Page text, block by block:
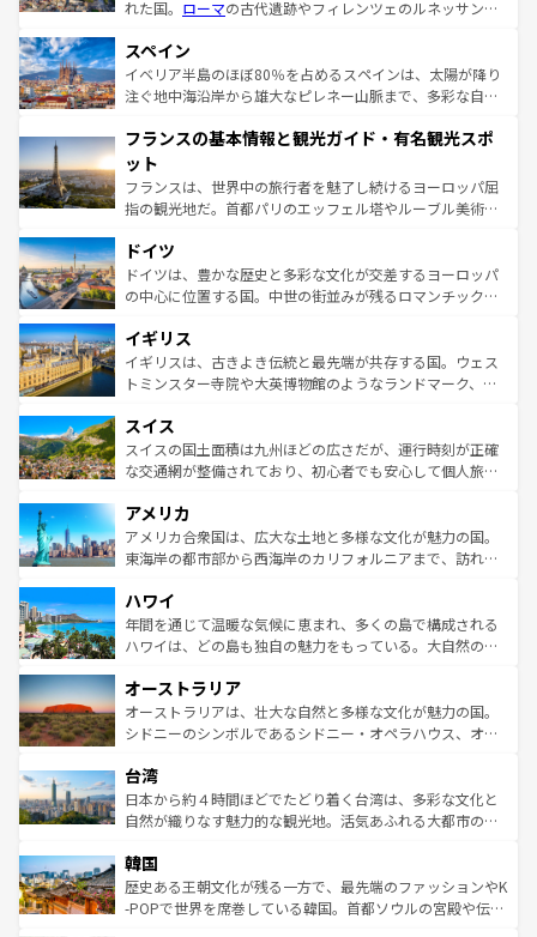
れた国。 ローマの古代遺跡やフィレンツェのルネッサンス
ろん、トスカーナの美しい田園風景やアマルフィ海岸の絶
景など、自然景観も見逃せない。観光の合間には、本場の
ピザやパスタなど、絶品のイタリア料理を堪能することも
ませてくれるイタリアで、忘れられない旅をしてみよう！
なお、新着のイタリア情報は
しい。
スペイン
イベリア半島のほぼ80％を占めるスペインは、太陽が降り
注ぐ地中海沿岸から雄大なピレネー山脈まで、多彩な自然
文化が根付くこの国では、情熱的なフラメンコ、熱気あふ
れる闘牛、そして美味しいタパスが生活の一部となってい
る。首都マドリードの洗練された雰囲気や、バルセロナの
アートに溢れた街角から、地方では古代ローマ遺跡や中世
せる。地方によって風土や気候が異なるスペインはその個
性で訪れる人を魅了する。 なお、新着のスペイン情報は コ
ンテンツ一覧を参照してほしい。
フランスの基本情報と観光ガイド・有名観光スポ
ット
フランスは、世界中の旅行者を魅了し続けるヨーロッパ屈
指の観光地だ。首都パリのエッフェル塔やルーブル美術館
で、幅広い魅力が詰まっている。華麗な宮殿、歴史的な大
聖堂、美しいビーチ、そして豊かな自然が、訪れる者を心
から魅了する。また、フランスは美食の国としても知ら
いる。シャンパンの発祥地であるランス、プロヴァンスの
香り高いラベンダー畑など、多彩な楽しみ方が可能だ。さ
らに、パリ以外の地域にも魅力が溢れており、どの街角に
れる地方に足を運ぶとそれぞれで全く異なる文化を体験で
きるだろう。 なお、新着のフランス情報はコンテンツ一覧
を参照してほしい。
ドイツ
ドイツは、豊かな歴史と多彩な文化が交差するヨーロッパ
の中心に位置する国。中世の街並みが残るロマンチック街
顔を持つこの国は、どこを歩いても飽きることがない。ベ
ルリンの文化的活気、バイエルン州のアルプスの絶景、そ
してライン川沿いのワイン畑といった風景は必見。ビール
は、お酒好きな人にはぜひ体験してほしい。 なお、新着の
ドイツ情報はコンテンツ一覧を参照してほしい。
イギリス
イギリスは、古きよき伝統と最先端が共存する国。ウェス
トミンスター寺院や大英博物館のようなランドマーク、歴
リアごとに異なる魅力がある。また、優雅なアフタヌーン
ティー、ビール好きにはたまらない英国パブ、サッカー観
戦など、本場だからこそできる体験も豊富。イギリスを旅
ンツ一覧を参照してほしい。
スイス
スイスの国土面積は九州ほどの広さだが、運行時刻が正確
な交通網が整備されており、初心者でも安心して個人旅行
の建物がそのまま残る町や、スイスならではのユニークな
博物館もあり、アルプス観光だけでなく町歩きも満喫する
ことができる。国民の所得が高いため物価も高いが、旅行
ば市内交通費無料で観光を楽しむこともできる。 なお、新
着のスイス情報はコンテンツ一覧 を参照してほしい。
アメリカ
アメリカ合衆国は、広大な土地と多様な文化が魅力の国。
東海岸の都市部から西海岸のカリフォルニアまで、訪れる
のような巨大都市は、観光、ショッピング、エンターテイ
ンメントが詰まった刺激的なスポットだ。一方、アメリカ
西部には大自然が広がり、グランドキャニオンやイエロー
部のニューオーリンズでは、音楽と美食が融合した独特の
文化が魅力。旅行者はアメリカの各地域で異なる魅力を楽
しみながら、その多様性と豊かな歴史を感じることができ
ならではの贅沢な旅のスタイルだ。 なお、新着のアメリカ
情報はコンテンツ一覧を参照してほしい。
ハワイ
年間を通じて温暖な気候に恵まれ、多くの島で構成される
ハワイは、どの島も独自の魅力をもっている。大自然の神
ワイ島は見逃せない。また、定番の観光地といえばオアフ
島だが、静かな自然を求めるならマウイ島やカウアイ島が
おすすめ。エメラルドグリーンに輝く海をはじめ、豊かな
れるおもてなしの心で訪れる人々を迎えてくれるハワイの
人々、おいしいローカルフードやハワイアンミュージッ
ク、伝統的なフラダンスなど、すべてがハワイの魅力を彩
ワイを、存分に味わってほしい。 なお、新着のハワイ情報
はコンテンツ一覧を参照してほしい。
オーストラリア
オーストラリアは、壮大な自然と多様な文化が魅力の国。
シドニーのシンボルであるシドニー・オペラハウス、オー
リアリーフや大陸中央部にそびえるウルル（エアーズロッ
ク）、タスマニアの美しい原生林やケアンズの熱帯雨林な
ど、見どころがたくさん。また、カフェやワイン、オージ
いる。アクティビティも充実しており、サーフィンやダイ
ビング、ハイキングなど、アウトドア好きにはたまらな
い。オーストラリアの多彩な魅力を存分に味わいつくそ
台湾
日本から約４時間ほどでたどり着く台湾は、多彩な文化と
自然が織りなす魅力的な観光地。活気あふれる大都市の台
ン）、静ひつな山岳地帯である台湾東部など、都市の喧騒
と山間の静けさが共存しており、訪れる人に新しい発見と
驚きをもたらしてくれる。また、奥深い台湾の食文化も魅
韓国
歴史ある王朝文化が残る一方で、最先端のファッションやK
-POPで世界を席巻している韓国。首都ソウルの宮殿や伝統